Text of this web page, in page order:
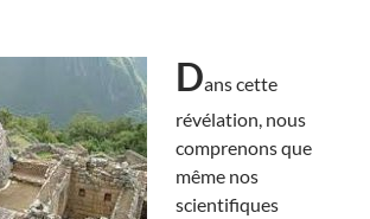
Dans cette
révélation, nous
comprenons que
même nos
scientifiques